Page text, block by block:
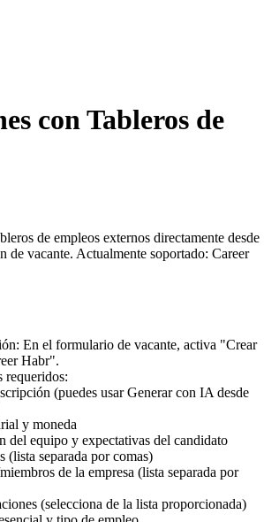
con Tableros de
de empleos externos directamente desde
de vacante. Actualmente soportado: Career
En el formulario de vacante, activa "Crear
Habr".
requeridos:
(puedes usar Generar con IA desde
y moneda
del equipo y expectativas del candidato
(lista separada por comas)
de la empresa (lista separada por
(selecciona de la lista proporcionada)